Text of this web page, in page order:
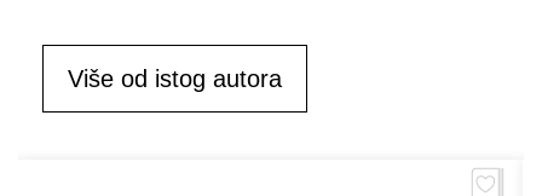
Više od istog autora